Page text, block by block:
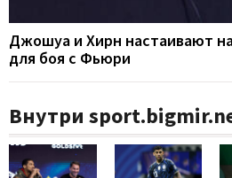
Джошуа и Хирн настаивают
для боя с Фьюри
Внутри